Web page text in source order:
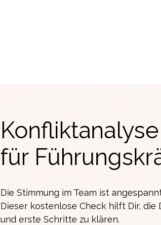
Konfliktanalyse
für
Die Stimmung im Team ist
Dieser kostenlose Check hilft Dir, die
und erste Schritte zu klären.